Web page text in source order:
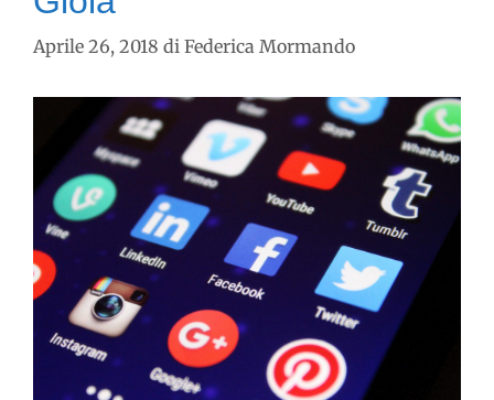
Aprile 26, 2018 di Federica Mormando